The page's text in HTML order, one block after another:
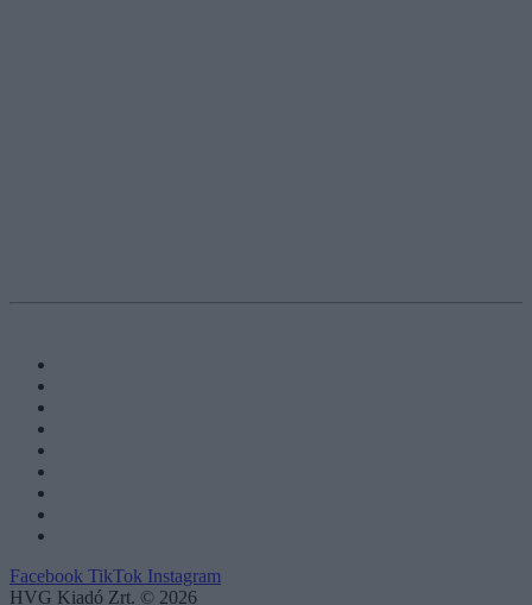
Facebook TikTok Instagram
HVG Kiadó Zrt. © 2026